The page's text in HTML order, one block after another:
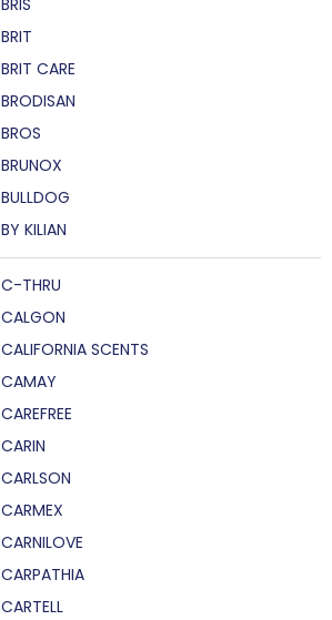
BRIS
BRIT
BRIT CARE
BRODISAN
BROS
BRUNOX
BULLDOG
BY KILIAN
C-THRU
CALGON
CALIFORNIA SCENTS
CAMAY
CAREFREE
CARIN
CARLSON
CARMEX
CARNILOVE
CARPATHIA
CARTELL